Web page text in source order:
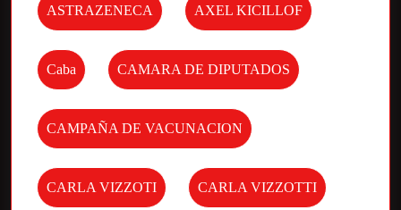
ASTRAZENECA AXEL KICILLOF
Caba CAMARA DE DIPUTADOS
CAMPAÑA DE VACUNACION
CARLA VIZZOTI CARLA VIZZOTTI